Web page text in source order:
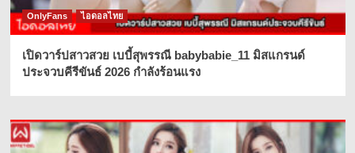
OnlyFans ไอดอลไทย
เปิดวาร์ปสาวสวย เบบี้สุพรรณี babybabie_11 มิสแกรนด์
ประจวบคีรีขันธ์ 2026 กำลังร้อนแรง